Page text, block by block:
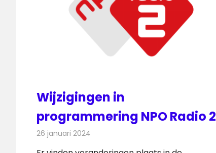
Wijzigingen in
programmering NPO Radio 2
26 januari 2024